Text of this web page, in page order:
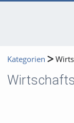
Kategorien